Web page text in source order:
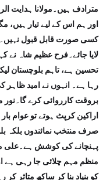
مترادف ہیں۔مولانا ہدایت
اور ہم اس کے لیے تیار ہیں،
کسی صورت قابل قبول نہیں۔
لایا جائے۔فرح عظیم شاہ نے
تحسین ہے، تاہم بلوچستان
رہا ہے۔ انہوں نے امید ظاہر
بروقت کارروائی کرے گا۔نور
اراکین کرپٹ ہوتے تو عوام
صرف منتخب نمائندوں بلکہ
پہنچانے کی کوشش ہے۔علی
منظم مہم چلائی جا رہی ہے
کو بنیاد بنا کر ساکھ متاثر